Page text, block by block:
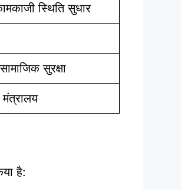
स्थिति सुधार
सुरक्षा
मंत्रालय
है: